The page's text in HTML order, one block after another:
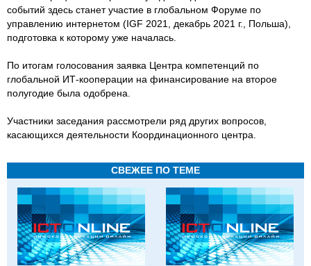
событий здесь станет участие в глобальном Форуме по
управлению интернетом (IGF 2021, декабрь 2021 г., Польша),
подготовка к которому уже началась.
По итогам голосования заявка Центра компетенций по
глобальной ИТ-кооперации на финансирование на второе
полугодие была одобрена.
Участники заседания рассмотрели ряд других вопросов,
касающихся деятельности Координационного центра.
СВЕЖЕЕ ПО ТЕМЕ